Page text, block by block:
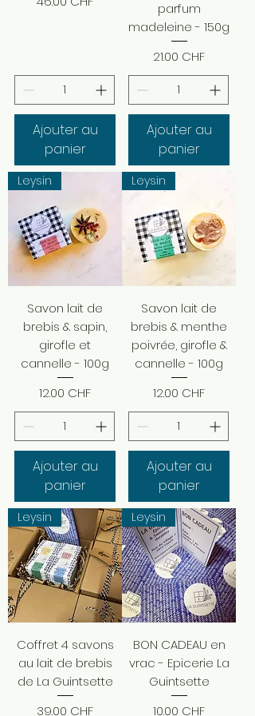
Ajouter au
panier
parfum
madeleine - 150g
Prix
21.00 CHF
Ajouter au
panier
Leysin
Savon lait de
brebis & sapin,
girofle et
cannelle - 100g
Prix
12.00 CHF
Ajouter au
panier
Leysin
Savon lait de
brebis & menthe
poivrée, girofle &
cannelle - 100g
Prix
12.00 CHF
Ajouter au
panier
Leysin
Coffret 4 savons
au lait de brebis
de La Guintsette
Prix
39.00 CHF
Leysin
BON CADEAU en
vrac - Epicerie La
Guintsette
Prix
10.00 CHF